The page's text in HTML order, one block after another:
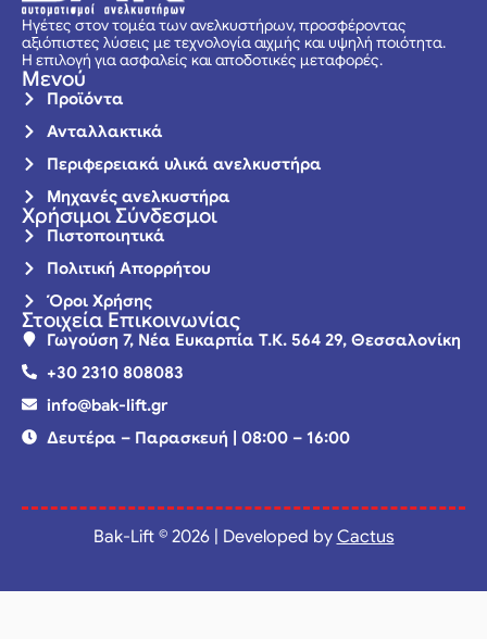
Ηγέτες στον τομέα των ανελκυστήρων, προσφέροντας
αξιόπιστες λύσεις με τεχνολογία αιχμής και υψηλή ποιότητα.
Η επιλογή για ασφαλείς και αποδοτικές μεταφορές.
Μενού
Προϊόντα
Ανταλλακτικά
Περιφερειακά υλικά ανελκυστήρα
Μηχανές ανελκυστήρα
Χρήσιμοι Σύνδεσμοι
Πιστοποιητικά
Πολιτική Απορρήτου
Όροι Χρήσης
Στοιχεία Επικοινωνίας
Γωγούση 7, Νέα Ευκαρπία Τ.Κ. 564 29, Θεσσαλονίκη
+30 2310 808083
info@bak-lift.gr
Δευτέρα – Παρασκευή | 08:00 – 16:00
Bak-Lift © 2026 | Developed by Cactus